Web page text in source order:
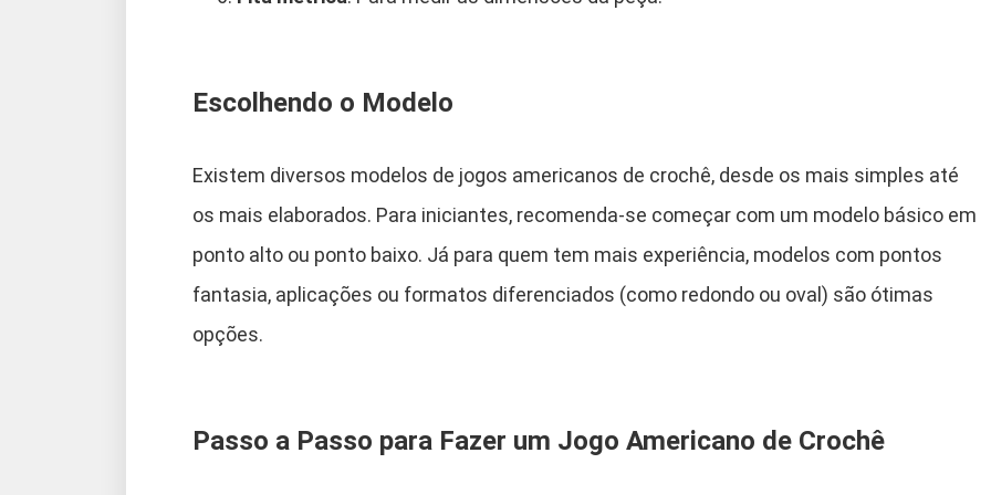
Escolhendo o Modelo
Existem diversos modelos de jogos americanos de crochê, desde os mais simples até
os mais elaborados. Para iniciantes, recomenda-se começar com um modelo básico em
ponto alto ou ponto baixo. Já para quem tem mais experiência, modelos com pontos
fantasia, aplicações ou formatos diferenciados (como redondo ou oval) são ótimas
opções.
Passo a Passo para Fazer um Jogo Americano de Crochê